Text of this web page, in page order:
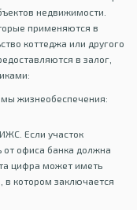
недвижимости.
применяются в
коттеджа или другого
в залог,
жизнеобеспечения:
Если участок
от офиса банка должна
цифра может иметь
в котором заключается